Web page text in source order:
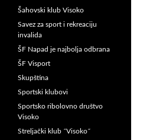
Šahovski klub Visoko
Savez za sport i rekreaciju
invalida
ŠF Napad je najbolja odbrana
ŠF Visport
Skupština
Sportski klubovi
Sportsko ribolovno društvo
Visoko
Streljački klub ˝Visoko˝